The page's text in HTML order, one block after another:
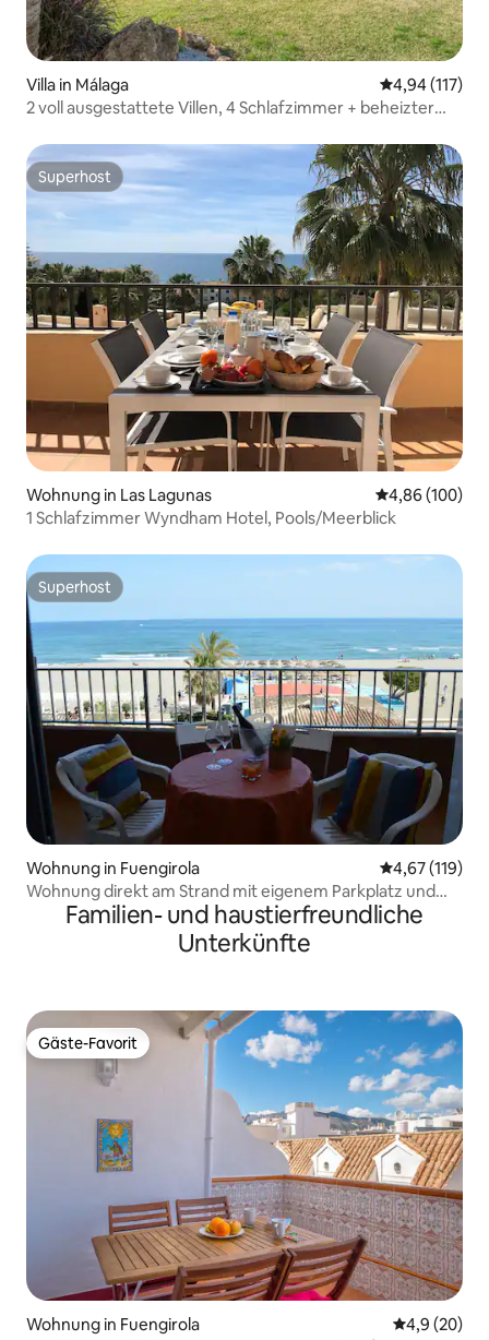
Villa in Málaga
4,94 (117)
2 voll ausgestattete Villen, 4 Schlafzimmer + beheizter
Superhost
Superhost
Wohnung in Las Lagunas
4,86 (100)
1 Schlafzimmer Wyndham Hotel, Pools/Meerblick
Superhost
Superhost
Wohnung in Fuengirola
4,67 (119)
Wohnung direkt am Strand mit eigenem Parkplatz und
Familien- und haustierfreundliche
Unterkünfte
Gäste-Favorit
Gäste-Favorit
Wohnung in Fuengirola
4,9 (20)